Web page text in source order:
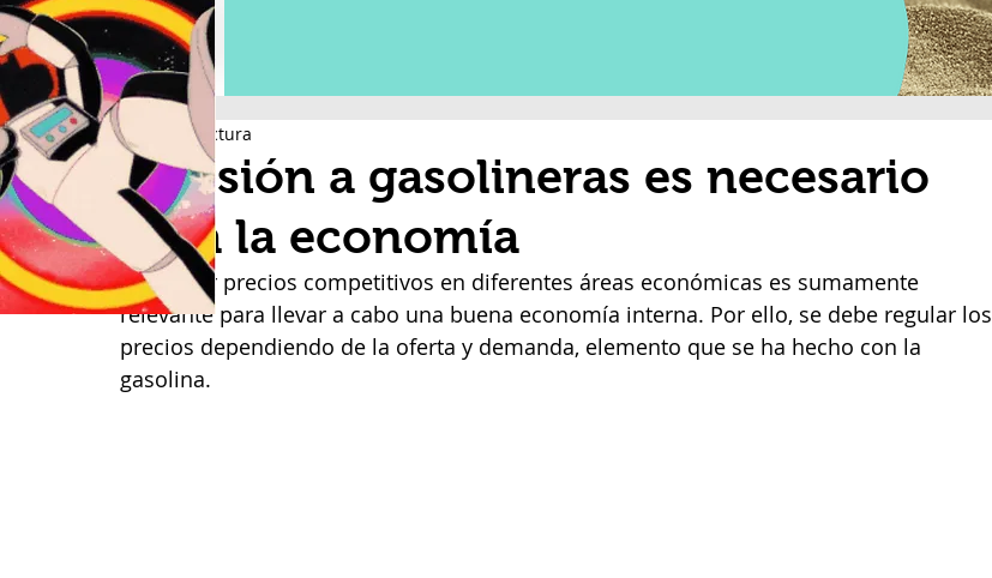
Revisión a gasolineras es necesario
para la economía
1 min de lectura
Mantener precios competitivos en diferentes áreas económicas es sumamente
relevante para llevar a cabo una buena economía interna. Por ello, se debe regular los
precios dependiendo de la oferta y demanda, elemento que se ha hecho con la
gasolina.